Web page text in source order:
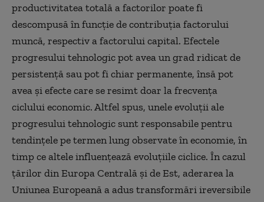
productivitatea totală a factorilor poate fi
descompusă în funcție de contribuția factorului
muncă, respectiv a factorului capital. Efectele
progresului tehnologic pot avea un grad ridicat de
persistență sau pot fi chiar permanente, însă pot
avea și efecte care se resimt doar la frecvența
ciclului economic. Altfel spus, unele evoluții ale
progresului tehnologic sunt responsabile pentru
tendințele pe termen lung observate în economie, în
timp ce altele influențează evoluțiile ciclice. În cazul
țărilor din Europa Centrală și de Est, aderarea la
Uniunea Europeană a adus transformări ireversibile